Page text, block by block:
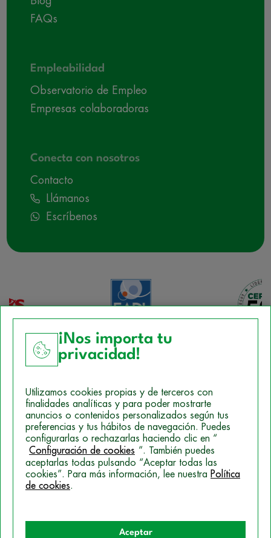
FAQs
Empleabilidad
Observatorio de Empleo
Empresas colaboradoras
Conecta con nosotros
Contacto
Llámanos
Escríbenos
Política de Cookies
Mapa del sitio
Politica de Privacidad
© 2026 Campus Training
¡Nos importa tu
privacidad!
Utilizamos cookies propias y de terceros con
finalidades analíticas y para poder mostrarte
anuncios o contenidos personalizados según tus
preferencias y tus hábitos de navegación. Puedes
configurarlas o rechazarlas haciendo clic en “
Configuración de cookies ”. También puedes
aceptarlas todas pulsando “Aceptar todas las
cookies”. Para más información, lee nuestra Política
de cookies.
Aceptar